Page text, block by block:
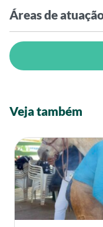
Áreas de
Veja também